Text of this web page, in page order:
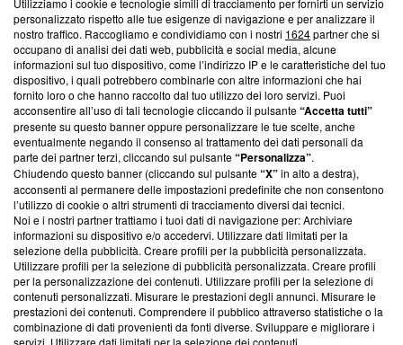
Questa sezione offre informazioni trasparenti su Blasting
News, sui nostri processi editoriali e su come ci impegniamo a
creare news di qualità. Inoltre, afferma la nostra aderenza a
‘Trust Project - News with Integrity’Blasting News non è
ancora membro del programma, ma ha richiesto di farne
parte; Trust Project non ha ancora effettuato una verifica di
conformità agli standard.
Su di noi
Team editoriale
Corporate
Redazione
Informativa Privacy
Cookie Policy
Utilizziamo i cookie e tecnologie simili di tracciamento per fornirti un servizio
personalizzato rispetto alle tue esigenze di navigazione e per analizzare il
nostro traffico. Raccogliamo e condividiamo con i nostri 1624partner che si
occupano di analisi dei dati web, pubblicità e social media, alcune
informazioni sul tuo dispositivo, come l’indirizzo IP e le caratteristiche del tuo
dispositivo, i quali potrebbero combinarle con altre informazioni che hai
fornito loro o che hanno raccolto dal tuo utilizzo dei loro servizi. Puoi
acconsentire all’uso di tali tecnologie cliccando il pulsante“Accetta tutti”
presente su questo banner oppure personalizzare le tue scelte, anche
eventualmente negando il consenso al trattamento dei dati personali da
parte dei partner terzi, cliccando sul pulsante“Personalizza”.
Chiudendo questo banner (cliccando sul pulsante“X”in alto a destra),
acconsenti al permanere delle impostazioni predefinite che non consentono
l’utilizzo di cookie o altri strumenti di tracciamento diversi dai tecnici.
Noi e i nostri partner trattiamo i tuoi dati di navigazione per: Archiviare
informazioni su dispositivo e/o accedervi. Utilizzare dati limitati per la
selezione della pubblicità. Creare profili per la pubblicità personalizzata.
Utilizzare profili per la selezione di pubblicità personalizzata. Creare profili
per la personalizzazione dei contenuti. Utilizzare profili per la selezione di
contenuti personalizzati. Misurare le prestazioni degli annunci. Misurare le
prestazioni dei contenuti. Comprendere il pubblico attraverso statistiche o la
combinazione di dati provenienti da fonti diverse. Sviluppare e migliorare i
servizi. Utilizzare dati limitati per la selezione dei contenuti.